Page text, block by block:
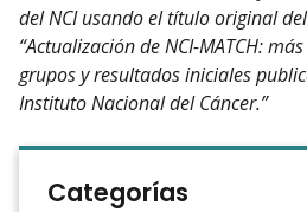
del NCI usando el título original
“Actualización de NCI-MATCH:
grupos y resultados iniciales
Instituto Nacional del Cáncer.”
Categorías